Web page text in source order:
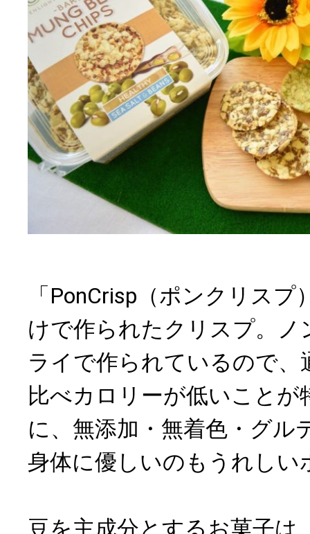
「PonCrisp（ポンクリス
けで作られたクリスプ。
ライで作られているので、
比べカロリーが低いことが
に、無添加・無着色・グル
身体に優しいのもうれしい
豆を主成分とするお菓子は